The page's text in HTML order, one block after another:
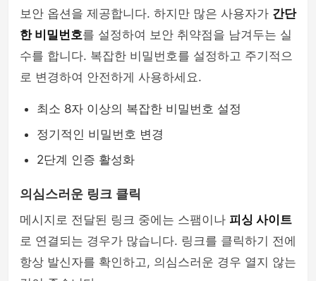
보안 옵션을 제공합니다. 하지만 많은 사용자가 간단
한 비밀번호를 설정하여 보안 취약점을 남겨두는 실
수를 합니다. 복잡한 비밀번호를 설정하고 주기적으
로 변경하여 안전하게 사용하세요.
최소 8자 이상의 복잡한 비밀번호 설정
정기적인 비밀번호 변경
2단계 인증 활성화
의심스러운 링크 클릭
메시지로 전달된 링크 중에는 스팸이나 피싱 사이트
로 연결되는 경우가 많습니다. 링크를 클릭하기 전에
항상 발신자를 확인하고, 의심스러운 경우 열지 않는